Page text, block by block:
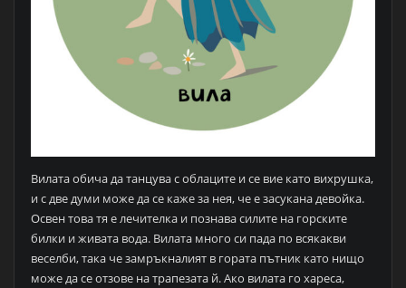
Вилата обича да танцува с облаците и се вие като вихрушка,
и с две думи може да се каже за нея, че е засукана девойка.
Освен това тя е лечителка и познава силите на горските
билки и живата вода. Вилата много си пада по всякакви
веселби, така че замръкналият в гората пътник като нищо
може да се отзове на трапезата й. Ако вилата го хареса,